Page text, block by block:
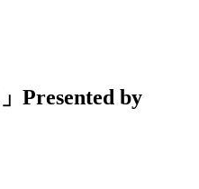
Presented by